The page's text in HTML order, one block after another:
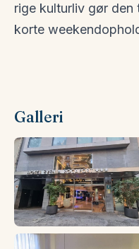
rige kulturliv gør den
korte
Galleri